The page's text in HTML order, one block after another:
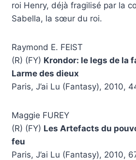
roi Henry, déjà fragilisé par la
Sabella, la sœur du roi.
Raymond E. FEIST
(R) (FY) Krondor: le legs de la
Larme des dieux
Paris, J’ai Lu (Fantasy), 2010,
Maggie FUREY
(R) (FY) Les Artefacts du
feu
Paris, J’ai Lu (Fantasy), 2010,